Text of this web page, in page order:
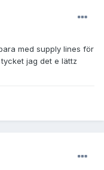
med supply lines för
jag det e lättz